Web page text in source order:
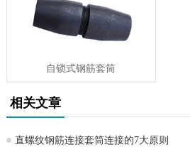
自锁式钢筋套筒
相关文章
直螺纹钢筋连接套筒连接的7大原则